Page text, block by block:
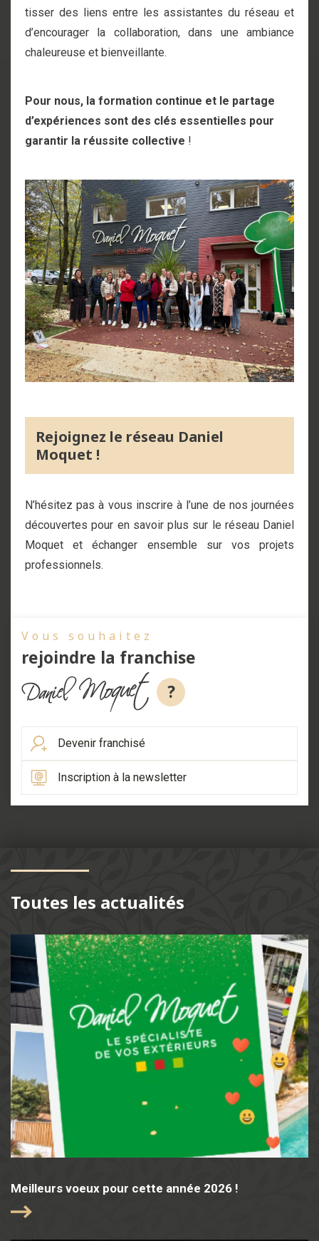
tisser des liens entre les assistantes du réseau et
d’encourager la collaboration, dans une ambiance
chaleureuse et bienveillante.
Pour nous, la formation continue et le partage
d’expériences sont des clés essentielles pour
garantir la réussite collective !
Rejoignez le réseau Daniel
Moquet !
N’hésitez pas à vous inscrire à l’une de nos journées
découvertes pour en savoir plus sur le réseau Daniel
Moquet et échanger ensemble sur vos projets
professionnels.
Vous souhaitez
rejoindre la franchise
?
Devenir franchisé
Inscription à la newsletter
Toutes les actualités
Meilleurs voeux pour cette année 2026 !